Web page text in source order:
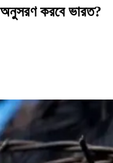
অনুসরণ করবে ভারত?